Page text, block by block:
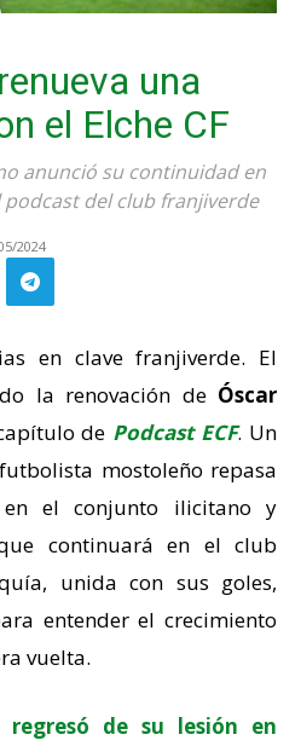
una
el Elche CF
anunció su continuidad en
del club franjiverde
2024
en clave franjiverde. El
la renovación de Óscar
de Podcast ECF. Un
mostoleño repasa
el conjunto ilicitano y
continuará en el club
unida con sus goles,
entender el crecimiento
vuelta.
regresó de su lesión en